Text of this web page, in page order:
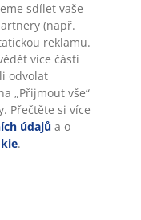
sdílet vaše
(např.
reklamu.
více části
odvolat
„Přijmout vše“
Přečtěte si více
údajů a o
.